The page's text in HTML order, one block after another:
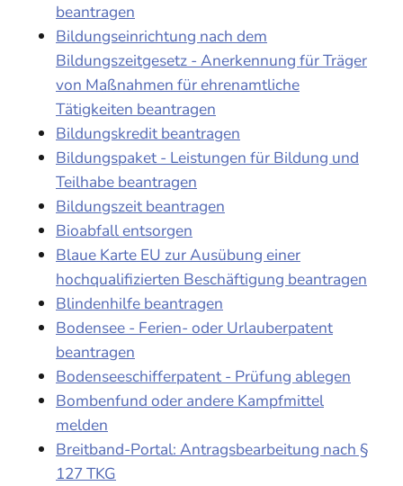
beantragen
Bildungseinrichtung nach dem
Bildungszeitgesetz - Anerkennung für Träger
von Maßnahmen für ehrenamtliche
Tätigkeiten beantragen
Bildungskredit beantragen
Bildungspaket - Leistungen für Bildung und
Teilhabe beantragen
Bildungszeit beantragen
Bioabfall entsorgen
Blaue Karte EU zur Ausübung einer
hochqualifizierten Beschäftigung beantragen
Blindenhilfe beantragen
Bodensee - Ferien- oder Urlauberpatent
beantragen
Bodenseeschifferpatent - Prüfung ablegen
Bombenfund oder andere Kampfmittel
melden
Breitband-Portal: Antragsbearbeitung nach §
127 TKG